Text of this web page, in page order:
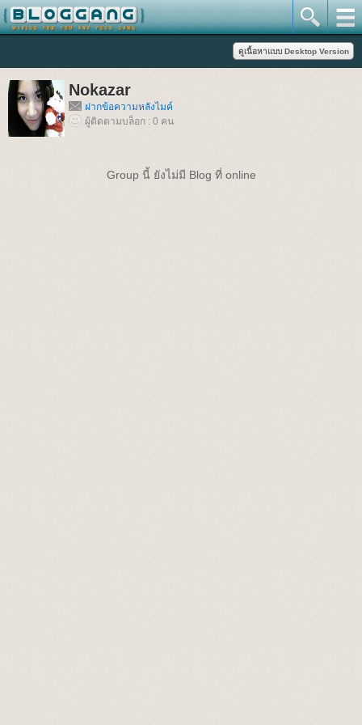
Nokazar
ฝากข้อความหลังไมค์
ผู้ติดตามบล็อก : 0 คน
Group นี้ ยังไม่มี Blog ที่ online